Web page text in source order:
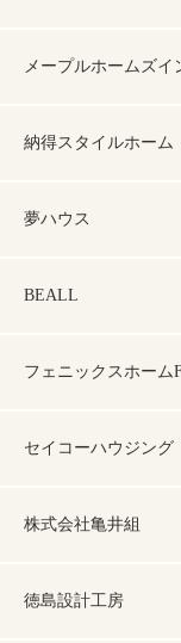
メープルホームズ
納得スタイルホーム
夢ハウス
BEALL
フェニックスホーム
セイコーハウジング
株式会社亀井組
徳島設計工房